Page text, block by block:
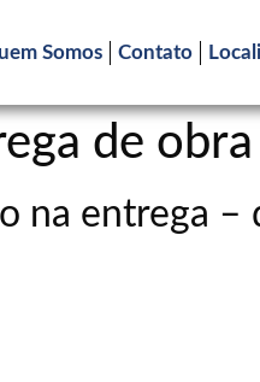
Somos Contato
de obra
na entrega